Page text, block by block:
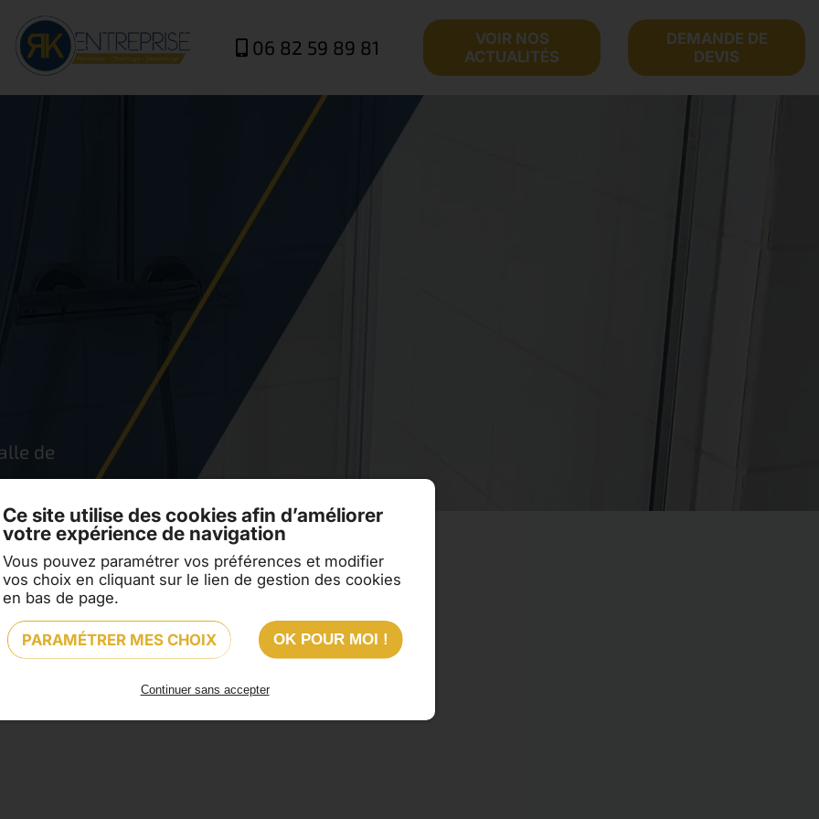
06 82 59 89 81
VOIR NOS
ACTUALITÉS
DEMANDE DE
DEVIS
de
Ce site utilise des cookies afin d’améliorer
votre expérience de navigation
Vous pouvez paramétrer vos préférences et modifier
vos choix en cliquant sur le lien de gestion des cookies
en bas de page.
PARAMÉTRER MES CHOIX OK POUR MOI !
Continuer sans accepter